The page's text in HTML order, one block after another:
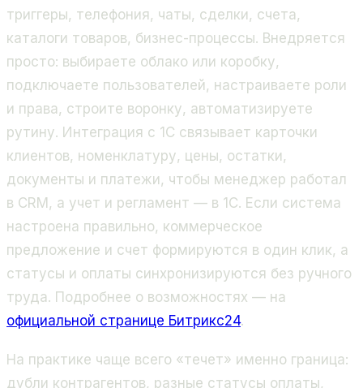
триггеры, телефония, чаты, сделки, счета,
каталоги товаров, бизнес-процессы. Внедряется
просто: выбираете облако или коробку,
подключаете пользователей, настраиваете роли
и права, строите воронку, автоматизируете
рутину. Интеграция с 1С связывает карточки
клиентов, номенклатуру, цены, остатки,
документы и платежи, чтобы менеджер работал
в CRM, а учет и регламент — в 1С. Если система
настроена правильно, коммерческое
предложение и счет формируются в один клик, а
статусы и оплаты синхронизируются без ручного
труда. Подробнее о возможностях — на
официальной странице Битрикс24.
На практике чаще всего «течет» именно граница:
дубли контрагентов, разные статусы оплаты,